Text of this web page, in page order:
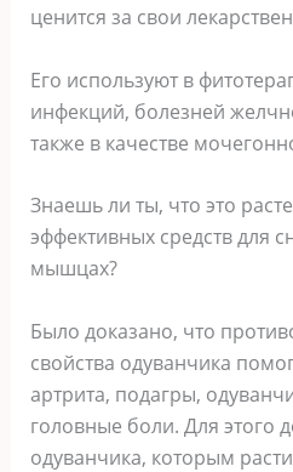
ценится за свои
Его используют в
инфекций, болезней
также в качестве
Знаешь ли ты, что это
эффективных средств для
мышцах?
Было доказано, что
свойства одуванчика
артрита, подагры,
головные боли. Для этого
одуванчика, которым